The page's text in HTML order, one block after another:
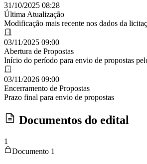
31/10/2025 08:28
Última Atualização
Modificação mais recente nos dados da
03/11/2025 09:00
Abertura de Propostas
Início do período para envio de propostas
03/11/2026 09:00
Encerramento de Propostas
Prazo final para envio de propostas
Documentos do edital
1
Documento 1